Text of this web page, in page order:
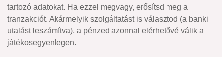
tartozó adatokat. Ha ezzel megvagy, erősítsd meg a
tranzakciót. Akármelyik szolgáltatást is választod (a banki
utalást leszámítva), a pénzed azonnal elérhetővé válik a
játékosegyenlegen.